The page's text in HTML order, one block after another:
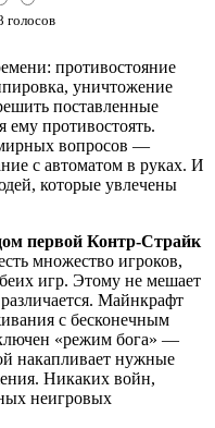
голосов
противостояние
уничтожение
поставленные
ему противостоять.
мирных вопросов —
с автоматом в руках. И
которые увлечены
первой Контр-Страйк
множество игроков,
игр. Этому не мешает
Майнкрафт
с бесконечным
«режим бога» —
накапливает нужные
Никаких войн,
неигровых